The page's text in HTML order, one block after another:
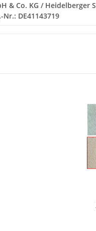
& Co. KG / Heidelberger
Nr.: DE41143719